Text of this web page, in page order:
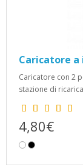
Caricatore a
Caricatore con 2
stazione di
4,80€